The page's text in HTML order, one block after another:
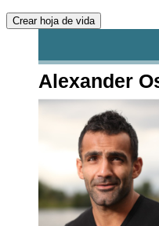
Crear hoja de vida